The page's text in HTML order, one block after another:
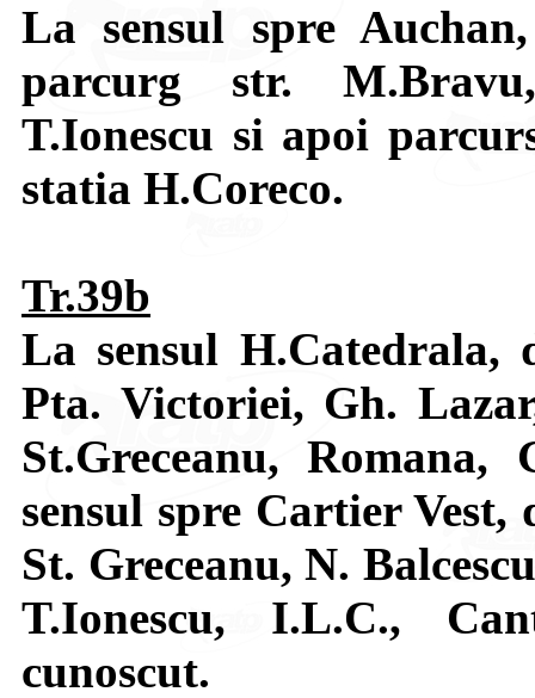
La sensul spre
parcurg str.
T.Ionescu si apoi
statia H.Coreco.
Tr.39b
La sensul H.Catedrala,
Pta. Victoriei, Gh.
St.Greceanu,
sensul spre Cartier
St. Greceanu, N.
T.Ionescu, I.L.C.,
cunoscut.